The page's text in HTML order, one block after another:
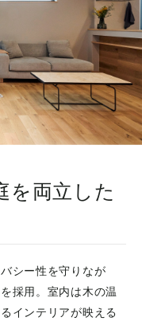
を両立した
シー性を守りなが
採用。室内は木の温
インテリアが映える